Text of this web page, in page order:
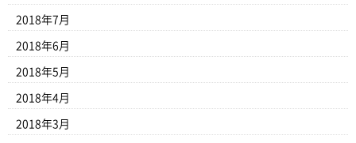
2018年7月
2018年6月
2018年5月
2018年4月
2018年3月